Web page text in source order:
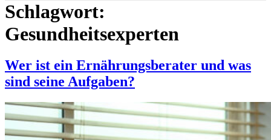
Schlagwort:
Gesundheitsexperten
Wer ist ein Ernährungsberater und was
sind seine Aufgaben?